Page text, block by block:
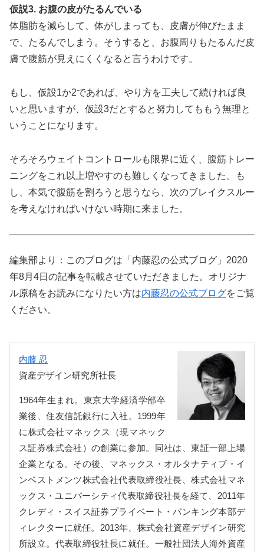
仮説3. お腹の皮がたるんでいる
体脂肪を減らして、体がしまっても、皮膚が伸びたまま
で、たるんでしまう。そうすると、お腹周りもたるんだ皮
膚で腹筋が見えにくくなると言うわけです。
もし、仮設1か2であれば、やり方を工夫して続ければ良
いと思いますが、仮設3だとすると努力してももう無理と
いうことになります。
そろそろウェイトコントロールも限界に近く、腹筋トレー
ニングをこれ以上増やすのも難しくなってきました。も
し、本気で腹筋を割ろうと思うなら、次のブレイクスルー
を考えなければいけない時期に来ました。
編集部より：このブログは「内藤忍の公式ブログ」2020
年8月4日の記事を転載させていただきました。オリジナ
ル原稿をお読みになりたい方は内藤忍の公式ブログをご覧
ください。
内藤 忍
資産デザイン研究所社長
1964年生まれ。東京大学経済学部卒
業後、住友信託銀行に入社。1999年
に株式会社マネックス（現マネック
ス証券株式会社）の創業に参加。同社は、東証一部上場
企業となる。その後、マネックス・オルタナティブ・イ
ンベストメンツ株式会社代表取締役社長、株式会社マネ
ックス・ユニバーシティ代表取締役社長を経て、2011年
クレディ・スイス証券プライベート・バンキング本部デ
ィレクターに就任。2013年、株式会社資産デザイン研究
所設立。代表取締役社長に就任。一般社団法人海外資産